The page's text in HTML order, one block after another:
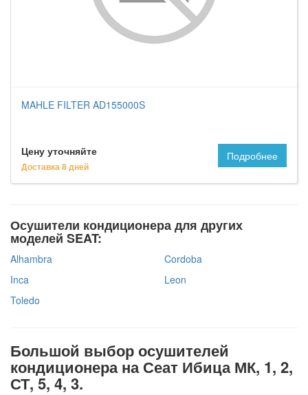
MAHLE FILTER AD155000S
Цену уточняйте
Доставка 8 дней
Подробнее
Осушители кондиционера для других
моделей SEAT:
Alhambra
Cordoba
Inca
Leon
Toledo
Большой выбор осушителей
кондиционера на Сеат Ибица МК, 1, 2,
СТ, 5, 4, 3.